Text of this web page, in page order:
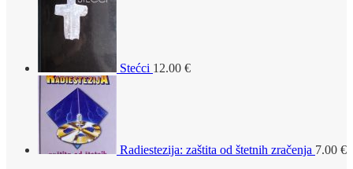
Stećci 12.00 €
Radiestezija: zaštita od štetnih zračenja 7.00 €